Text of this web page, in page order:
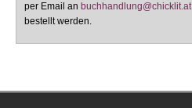
per Email an buchhandlung@chicklit.at
bestellt werden.